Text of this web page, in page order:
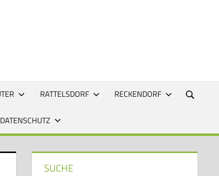
RATTELSDORF RECKENDORF
SUCHE